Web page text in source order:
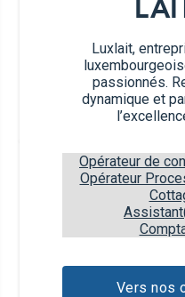
Luxlait,
passionnés.
dynamique et
Opérateur de
Opérateur
Vers nos